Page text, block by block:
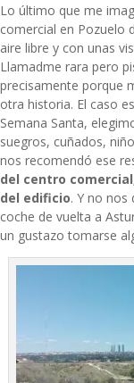
Lo último que me
comercial en Pozuelo
aire libre y con unas
Llamadme rara pero
precisamente porque
otra historia. El caso
Semana Santa,
suegros, cuñados,
nos recomendó ese
del centro
del edificio. Y no nos
coche de vuelta a
un gustazo tomarse